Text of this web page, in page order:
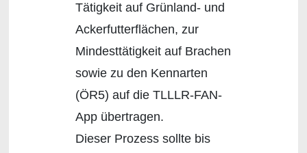
Tätigkeit auf Grünland- und
Ackerfutterflächen, zur
Mindesttätigkeit auf Brachen
sowie zu den Kennarten
(ÖR5) auf die TLLLR-FAN-
App übertragen.
Dieser Prozess sollte bis